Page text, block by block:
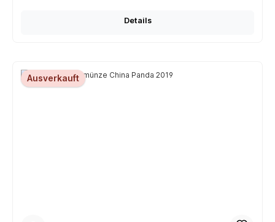
Details
Ausverkauft